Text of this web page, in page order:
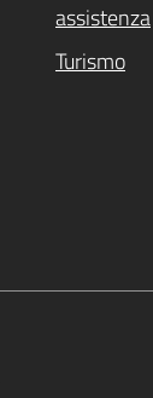
assistenza
Turismo